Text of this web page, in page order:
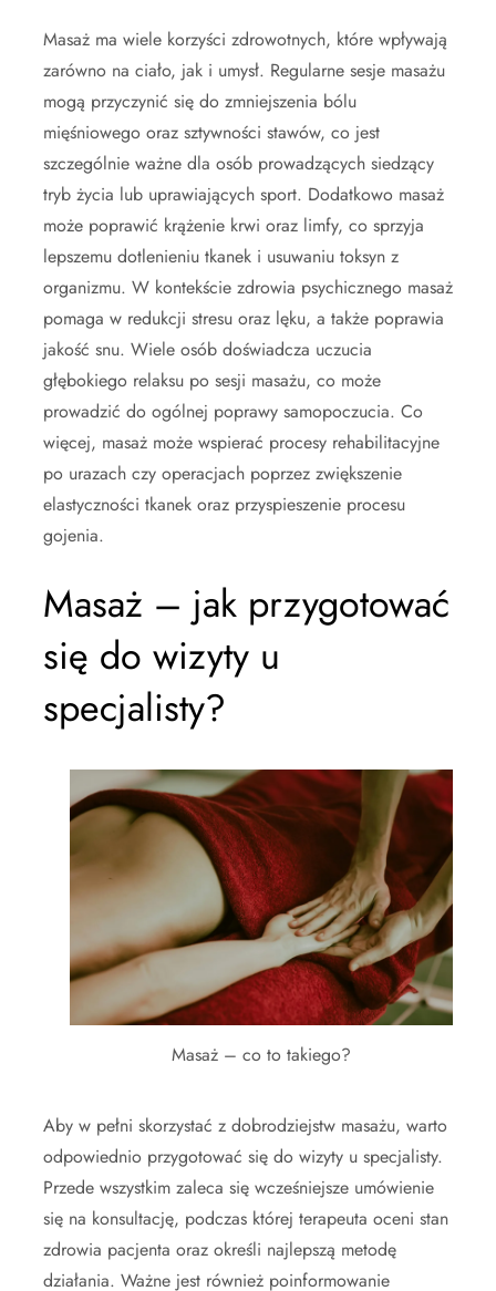
Masaż ma wiele korzyści zdrowotnych, które wpływają
zarówno na ciało, jak i umysł. Regularne sesje masażu
mogą przyczynić się do zmniejszenia bólu
mięśniowego oraz sztywności stawów, co jest
szczególnie ważne dla osób prowadzących siedzący
tryb życia lub uprawiających sport. Dodatkowo masaż
może poprawić krążenie krwi oraz limfy, co sprzyja
lepszemu dotlenieniu tkanek i usuwaniu toksyn z
organizmu. W kontekście zdrowia psychicznego masaż
pomaga w redukcji stresu oraz lęku, a także poprawia
jakość snu. Wiele osób doświadcza uczucia
głębokiego relaksu po sesji masażu, co może
prowadzić do ogólnej poprawy samopoczucia. Co
więcej, masaż może wspierać procesy rehabilitacyjne
po urazach czy operacjach poprzez zwiększenie
elastyczności tkanek oraz przyspieszenie procesu
gojenia.
Masaż – jak przygotować
się do wizyty u
specjalisty?
Masaż – co to takiego?
Aby w pełni skorzystać z dobrodziejstw masażu, warto
odpowiednio przygotować się do wizyty u specjalisty.
Przede wszystkim zaleca się wcześniejsze umówienie
się na konsultację, podczas której terapeuta oceni stan
zdrowia pacjenta oraz określi najlepszą metodę
działania. Ważne jest również poinformowanie